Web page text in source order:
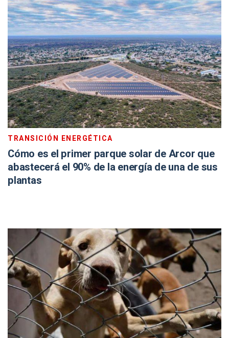
TRANSICIÓN ENERGÉTICA
Cómo es el primer parque solar de Arcor que
abastecerá el 90% de la energía de una de sus
plantas